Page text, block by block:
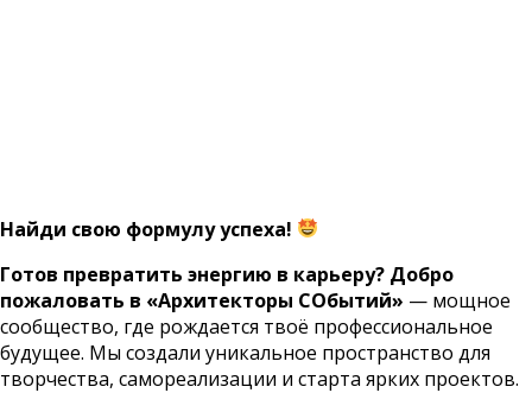
Найди свою формулу успеха!
Готов превратить энергию в карьеру? Добро
пожаловать в «Архитекторы СОбытий» — мощное
сообщество, где рождается твоё профессиональное
будущее. Мы создали уникальное пространство для
творчества, самореализации и старта ярких проектов.